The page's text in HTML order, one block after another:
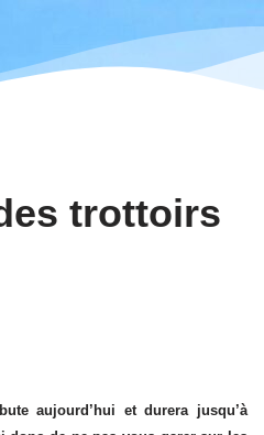
trottoirs
aujourd’hui et durera jusqu’à